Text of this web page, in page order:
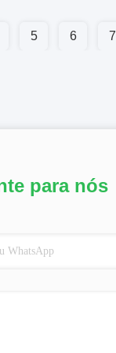
5 6 7
para nós